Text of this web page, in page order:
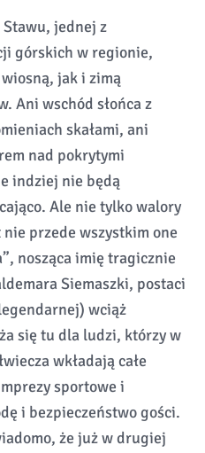
Stawu, jednej z
górskich w regionie,
jak i zimą
Ani wschód słońca z
skałami, ani
nad pokrytymi
indziej nie będą
Ale nie tylko walory
przede wszystkim one
nosząca imię tragicznie
Siemaszki, postaci
wciąż
się tu dla ludzi, którzy w
wkładają całe
sportowe i
i bezpieczeństwo gości.
że już w drugiej